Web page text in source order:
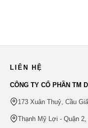
LIÊN HỆ
CÔNG TY CỔ PHẦN TM
173 Xuân Thuỷ, Cầu
Thạnh Mỹ Lợi - Quận 2,